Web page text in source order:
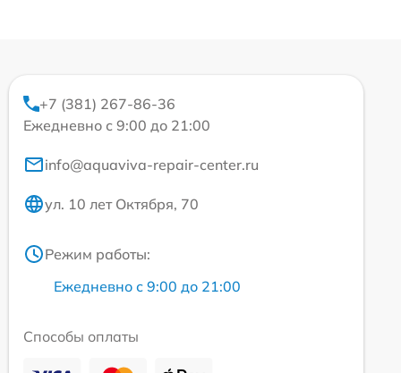
+7 (381) 267-86-36
Ежедневно с 9:00 до 21:00
info@aquaviva-repair-center.ru
ул. 10 лет Октября, 70
Режим работы:
Ежедневно с 9:00 до 21:00
Способы оплаты